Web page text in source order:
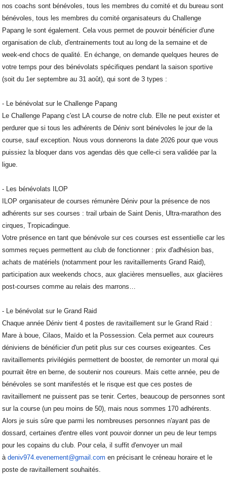
nos coachs sont bénévoles, tous les membres du comité et du bureau sont
bénévoles, tous les membres du comité organisateurs du Challenge
Papang le sont également. Cela vous permet de pouvoir bénéficier d'une
organisation de club, d'entrainements tout au long de la semaine et de
week-end chocs de qualité. En échange, on demande quelques heures de
votre temps pour des bénévolats spécifiques pendant la saison sportive
(soit du 1er septembre au 31 août), qui sont de 3 types :
- Le bénévolat sur le Challenge Papang
Le Challenge Papang c'est LA course de notre club. Elle ne peut exister et
perdurer que si tous les adhérents de Déniv sont bénévoles le jour de la
course, sauf exception. Nous vous donnerons la date 2026 pour que vous
puissiez la bloquer dans vos agendas dès que celle-ci sera validée par la
ligue.
- Les bénévolats ILOP
ILOP organisateur de courses rémunère Déniv pour la présence de nos
adhérents sur ses courses : trail urbain de Saint Denis, Ultra-marathon des
cirques, Tropicadingue.
Votre présence en tant que bénévole sur ces courses est essentielle car les
sommes reçues permettent au club de fonctionner : prix d'adhésion bas,
achats de matériels (notamment pour les ravitaillements Grand Raid),
participation aux weekends chocs, aux glacières mensuelles, aux glacières
post-courses comme au relais des marrons…
- Le bénévolat sur le Grand Raid
Chaque année Déniv tient 4 postes de ravitaillement sur le Grand Raid :
Mare à boue, Cilaos, Maïdo et la Possession. Cela permet aux coureurs
déniviens de bénéficier d'un petit plus sur ces courses exigeantes. Ces
ravitaillements privilégiés permettent de booster, de remonter un moral qui
pourrait être en berne, de soutenir nos coureurs. Mais cette année, peu de
bénévoles se sont manifestés et le risque est que ces postes de
ravitaillement ne puissent pas se tenir. Certes, beaucoup de personnes sont
sur la course (un peu moins de 50), mais nous sommes 170 adhérents.
Alors je suis sûre que parmi les nombreuses personnes n'ayant pas de
dossard, certaines d'entre elles vont pouvoir donner un peu de leur temps
pour les copains du club. Pour cela, il suffit d'envoyer un mail
à deniv974.evenement@gmail.com en précisant le créneau horaire et le
poste de ravitaillement souhaités.